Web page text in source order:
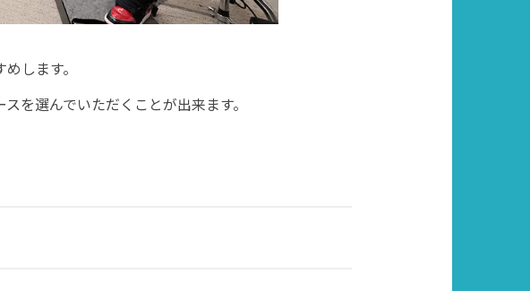
します。
を選んでいただくことが出来ます。